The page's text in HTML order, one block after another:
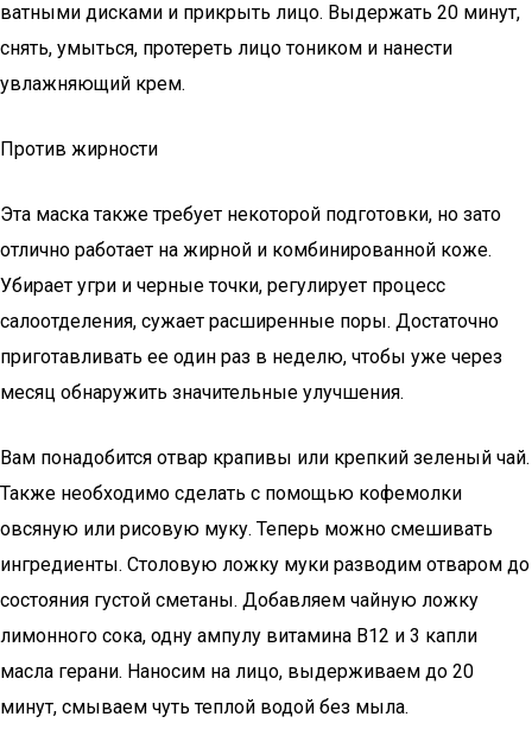
ватными дисками и прикрыть лицо. Выдержать 20 минут,
снять, умыться, протереть лицо тоником и нанести
увлажняющий крем.
Против жирности
Эта маска также требует некоторой подготовки, но зато
отлично работает на жирной и комбинированной коже.
Убирает угри и черные точки, регулирует процесс
салоотделения, сужает расширенные поры. Достаточно
приготавливать ее один раз в неделю, чтобы уже через
месяц обнаружить значительные улучшения.
Вам понадобится отвар крапивы или крепкий зеленый чай.
Также необходимо сделать с помощью кофемолки
овсяную или рисовую муку. Теперь можно смешивать
ингредиенты. Столовую ложку муки разводим отваром до
состояния густой сметаны. Добавляем чайную ложку
лимонного сока, одну ампулу витамина В12 и 3 капли
масла герани. Наносим на лицо, выдерживаем до 20
минут, смываем чуть теплой водой без мыла.